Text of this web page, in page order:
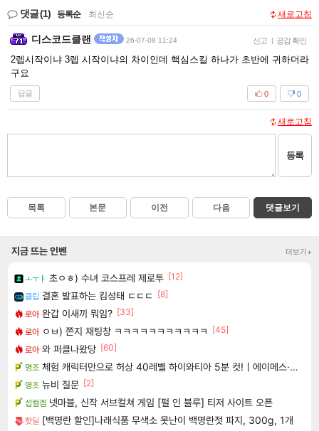
댓글(1) 등록순 최신순 새로고침
디스코드클랜 26-07-08 11:24 신고 | 공감 확인
2렙시작이냐 3렙 시작이냐의 차이인데 핵심스킬 하나가 초반에 귀하더라
구요
답글 0
0
새로고침
등록
목록 본문 이전 다음 댓글보기
지금 뜨는 인벤 더보기+
ㅗㅜㅑ 초ㅇㅎ) 수녀 코스프레 제로투 [12]
클립 결혼 발표하는 킴성태 ㄷㄷㄷ
[8]
로아 완갑 이새끼 뭐임? [33]
로아 ㅇㅂ) 쫀지 채팅창 ㅋㅋㅋㅋㅋㅋㅋㅋㅋㅋㅋ
[45]
로아 와 퍼클나왔당 [60]
명조 체험 캐릭터만으로 허상 40레벨 하이와티아 5분 컷!｜에이메스·린네·모니에 명함
명조 뉴비 질문 [2]
섭컬겜 넷마블, 신작 서브컬쳐 게임 [펄 인 블루] 티저 사이트 오픈
핫딜 [백명란 할인]나래식품 무색소 못난이 백명란젓 파지, 300g, 1개